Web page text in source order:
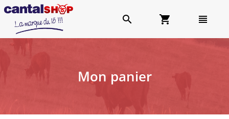
search shopping_cart view_headline
Mon panier